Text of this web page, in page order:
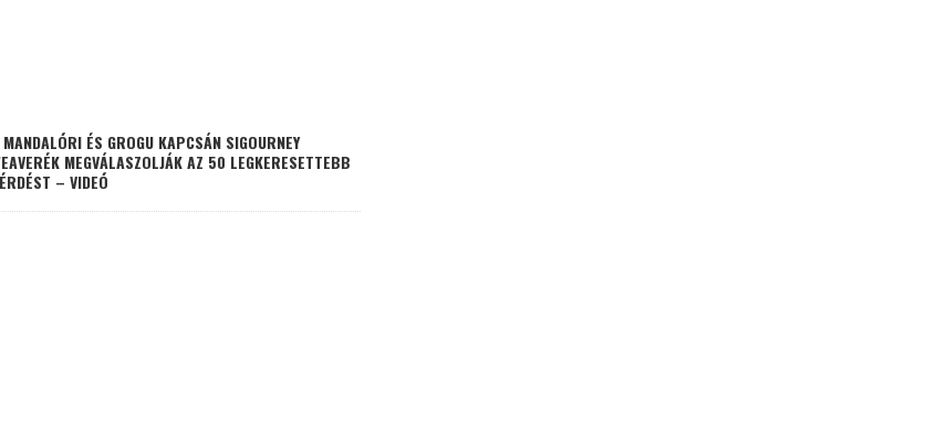
ÉS GROGU KAPCSÁN SIGOURNEY
MEGVÁLASZOLJÁK AZ 50 LEGKERESETTEBB
– VIDEÓ